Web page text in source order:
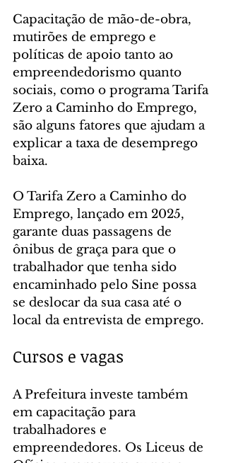
Capacitação de mão-de-obra,
mutirões de emprego e
políticas de apoio tanto ao
empreendedorismo quanto
sociais, como o programa Tarifa
Zero a Caminho do Emprego,
são alguns fatores que ajudam a
explicar a taxa de desemprego
baixa.
O Tarifa Zero a Caminho do
Emprego, lançado em 2025,
garante duas passagens de
ônibus de graça para que o
trabalhador que tenha sido
encaminhado pelo Sine possa
se deslocar da sua casa até o
local da entrevista de emprego.
Cursos e vagas
A Prefeitura investe também
em capacitação para
trabalhadores e
empreendedores. Os Liceus de